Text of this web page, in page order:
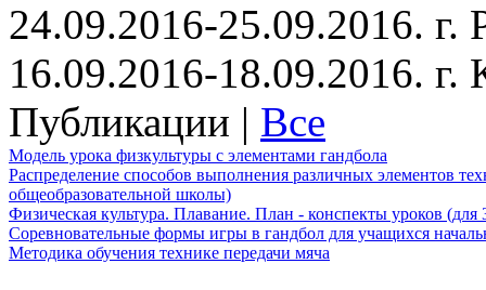
24.09.2016-25.09.2016. г.
16.09.2016-18.09.2016.
Публикации | Все
Модель урока физкультуры с элементами гандбола
Распределение способов выполнения различных элементов
общеобразовательной школы)
Физическая культура. Плавание. План - конспекты уроков (для
Соревновательные формы игры в гандбол для учащихся
Методика обучения технике передачи мяча